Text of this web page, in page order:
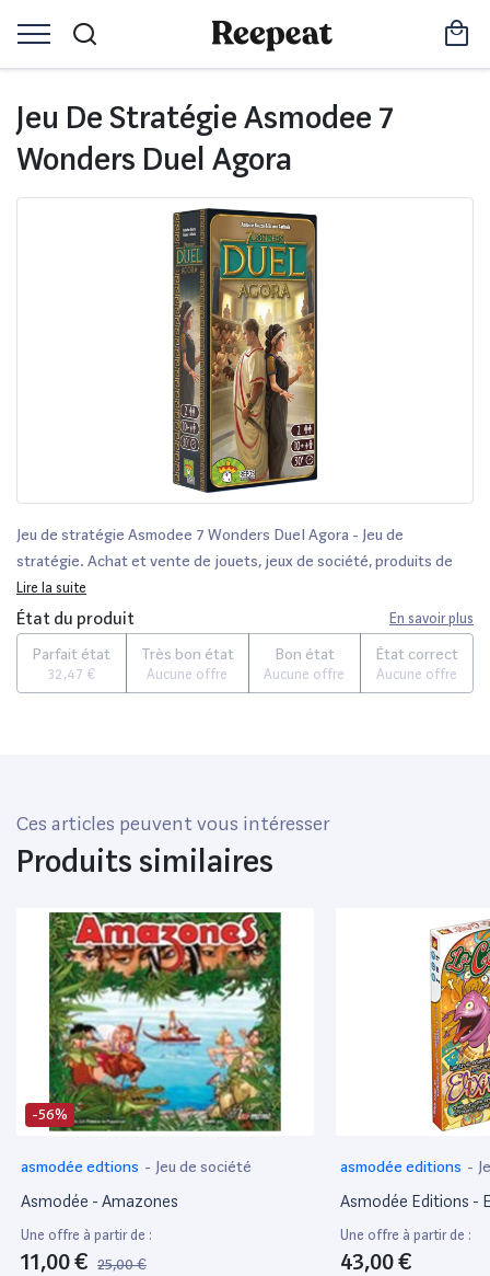
Jeu De Stratégie Asmodee 7
Wonders Duel Agora
Jeu de stratégie Asmodee 7 Wonders Duel Agora - Jeu de
stratégie. Achat et vente de jouets, jeux de société, produits de
puériculture. Découvrez les Univers Playmobil, Légo, FisherPrice,
Vtech ainsi que les grandes marques de puériculture : Chicco, Bébé
Confort, Mac Laren, Babybjörn...
Lire la suite
État du produit En savoir plus
Parfait état
32,47 €
Très bon état
Aucune offre
Bon état
Aucune offre
État correct
Aucune offre
Ces articles peuvent vous intéresser
Produits similaires
-56%
asmodée edtions - Jeu de société
Asmodée - Amazones
Une offre à partir de :
11,00 € 25,00 €
asmodée editions -
Asmodée Editions -
Une offre à partir de :
43,00 €